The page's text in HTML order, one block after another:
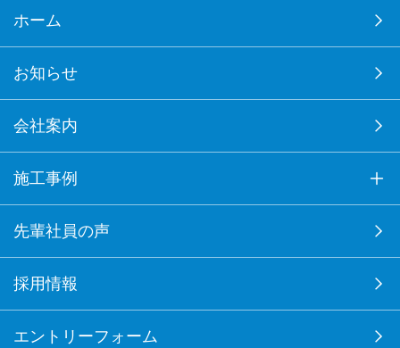
ホーム
お知らせ
会社案内
施工事例
先輩社員の声
採用情報
エントリーフォーム